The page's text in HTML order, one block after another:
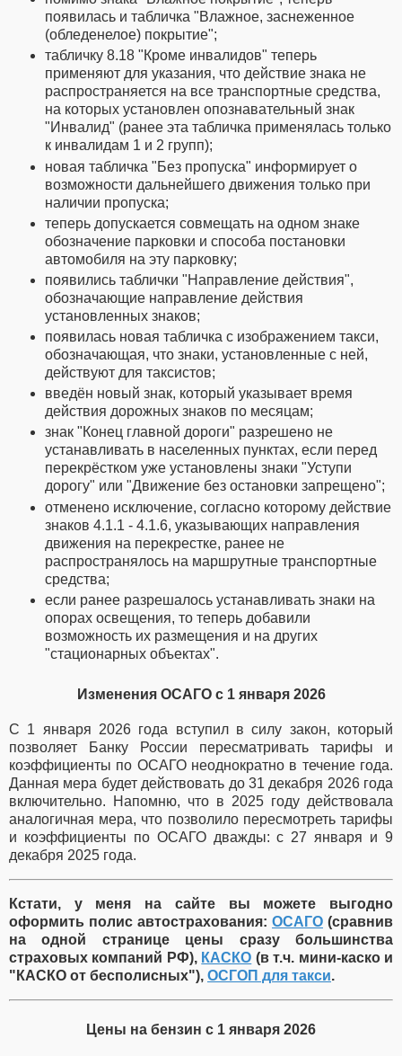
появилась и табличка "Влажное, заснеженное
(обледенелое) покрытие";
табличку 8.18 "Кроме инвалидов" теперь
применяют для указания, что действие знака не
распространяется на все транспортные средства,
на которых установлен опознавательный знак
"Инвалид" (ранее эта табличка применялась только
к инвалидам 1 и 2 групп);
новая табличка "Без пропуска" информирует о
возможности дальнейшего движения только при
наличии пропуска;
теперь допускается совмещать на одном знаке
обозначение парковки и способа постановки
автомобиля на эту парковку;
появились таблички "Направление действия",
обозначающие направление действия
установленных знаков;
появилась новая табличка с изображением такси,
обозначающая, что знаки, установленные с ней,
действуют для таксистов;
введён новый знак, который указывает время
действия дорожных знаков по месяцам;
знак "Конец главной дороги" разрешено не
устанавливать в населенных пунктах, если перед
перекрёстком уже установлены знаки "Уступи
дорогу" или "Движение без остановки запрещено";
отменено исключение, согласно которому действие
знаков 4.1.1 - 4.1.6, указывающих направления
движения на перекрестке, ранее не
распространялось на маршрутные транспортные
средства;
если ранее разрешалось устанавливать знаки на
опорах освещения, то теперь добавили
возможность их размещения и на других
"стационарных объектах".
Изменения ОСАГО с 1 января 2026
С 1 января 2026 года вступил в силу закон, который
позволяет Банку России пересматривать тарифы и
коэффициенты по ОСАГО неоднократно в течение года.
Данная мера будет действовать до 31 декабря 2026 года
включительно.
Напомню, что в 2025 году действовала
аналогичная мера, что позволило пересмотреть тарифы
и коэффициенты по ОСАГО дважды: с 27 января и 9
декабря 2025 года.
Кстати, у меня на сайте вы можете выгодно
оформить полис автострахования: ОСАГО (сравнив
на одной странице цены сразу большинства
страховых компаний РФ), КАСКО (в т.ч. мини-каско и
"КАСКО от бесполисных"), ОСГОП для такси.
Цены на бензин с 1 января 2026